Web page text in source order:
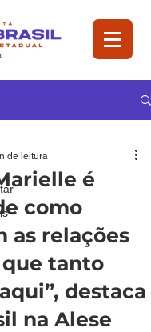
é
como
as relações
tanto
destaca
na Alese
de leitura